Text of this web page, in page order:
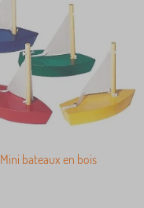
Mini bateaux en bois